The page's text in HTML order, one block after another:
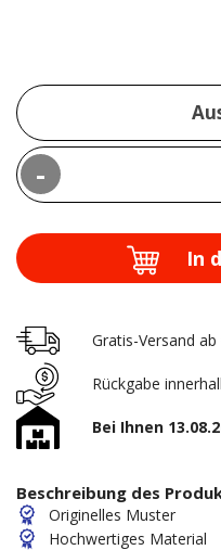
-
In
Gratis-Versand ab
Rückgabe
Bei Ihnen
Beschreibung des
Originelles Muster
Hochwertiges Material